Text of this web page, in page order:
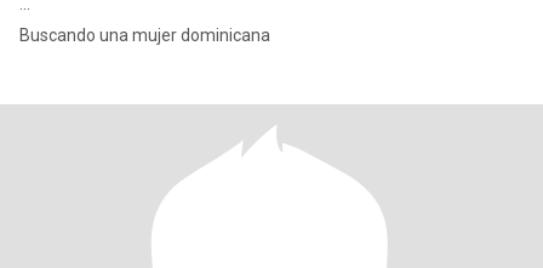
Buscando una mujer dominicana